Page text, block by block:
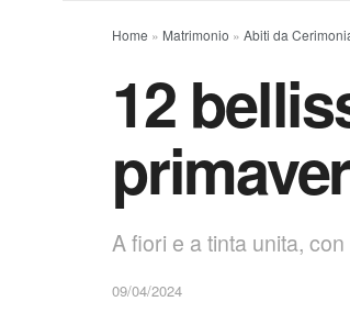
Home » Matrimonio » Abiti da
12
A fiori e a tinta unita,
09/04/2024